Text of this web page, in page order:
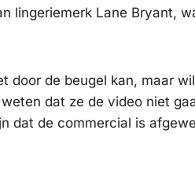
lingeriemerk Lane Bryant,
door de beugel kan, maar
dat ze de video niet
dat de commercial is